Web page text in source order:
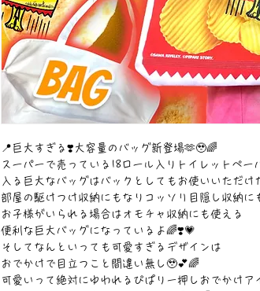
📍巨大すぎる❣️大容量のバッグ新登場🫶🥹🌈
スーパーで売っている18ロール入りトイレットペー
入る巨大なバッグはバックとしてもお使いいただけ
部屋の駆けつけ収納にもなりコッソリ目隠し収納に
お子様がいられる場合はオモチャ収納にも使える
便利な巨大バッグになっているよ🌈❣️💗
そしてなんといっても可愛すぎるデザインは
おでかけで目立つこと間違い無し🥹💕🌈
可愛いって絶対にゆわれるぴぱり一押しおでかけア